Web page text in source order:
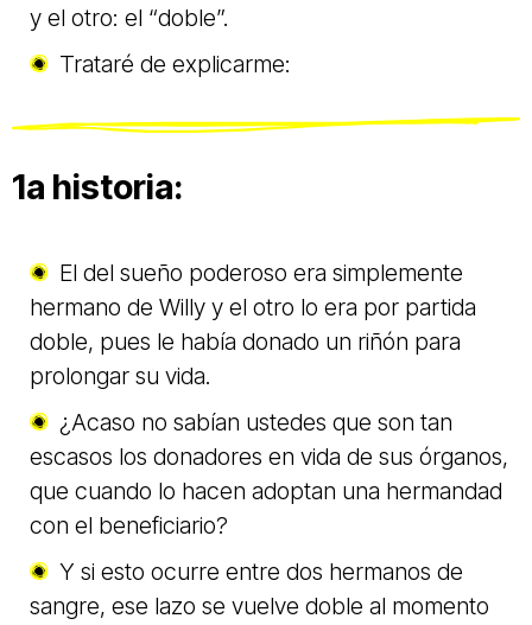
y el otro: el “doble”.
Trataré de explicarme:
1a historia:
El del sueño poderoso era simplemente
hermano de Willy y el otro lo era por partida
doble, pues le había donado un riñón para
prolongar su vida.
¿Acaso no sabían ustedes que son tan
escasos los donadores en vida de sus órganos,
que cuando lo hacen adoptan una hermandad
con el beneficiario?
Y si esto ocurre entre dos hermanos de
sangre, ese lazo se vuelve doble al momento